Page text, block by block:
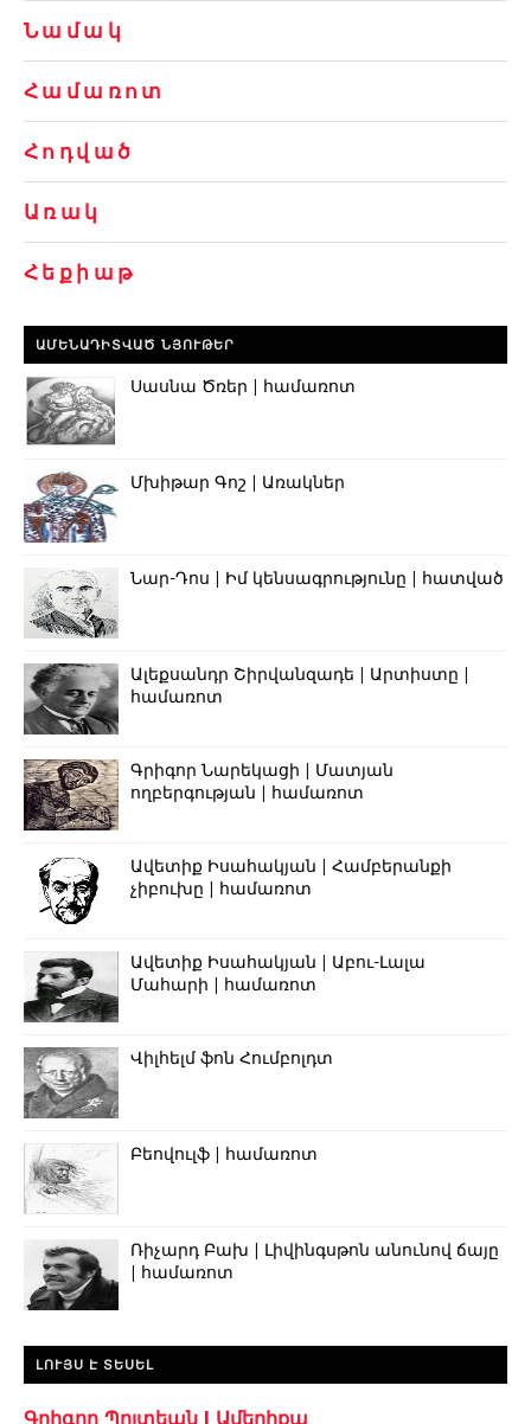
Նամակ
Համառոտ
Հոդված
Առակ
Հեքիաթ
ԱՄԵՆԱԴԻՏՎԱԾ ՆՅՈՒԹԵՐ
Սասնա Ծռեր | համառոտ
Մխիթար Գոշ | Առակներ
Նար-Դոս | Իմ կենսագրությունը | հատված
Ալեքսանդր Շիրվանզադե | Արտիստը |
համառոտ
Գրիգոր Նարեկացի | Մատյան
ողբերգության | համառոտ
Ավետիք Իսահակյան | Համբերանքի
չիբուխը | համառոտ
Ավետիք Իսահակյան | Աբու-Լալա
Մահարի | համառոտ
Վիլհելմ ֆոն Հումբոլդտ
Բեովուլֆ | համառոտ
Ռիչարդ Բախ | Լիվինգսթոն անունով ճայը
| համառոտ
ԼՈՒՅՍ Է ՏԵՍԵԼ
Գրիգոր Պըլտեան | Ամերիքա